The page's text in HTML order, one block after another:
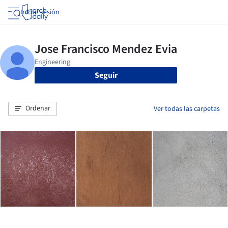
Iniciar sesión
Seguir
Ordenar Ver todas las carpetas